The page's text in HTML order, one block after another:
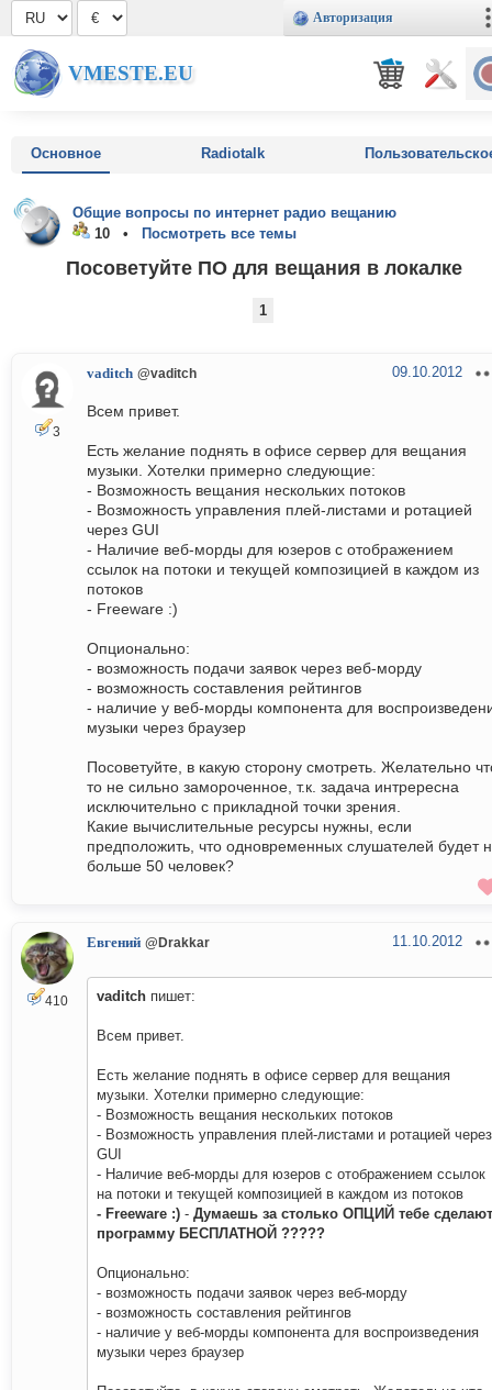
Авторизация
VMESTE.EU
Основное Radiotalk
Общие вопросы по интернет радио вещанию
10 •
Посмотреть все темы
Посоветуйте ПО для вещания в локалке
1
3
vaditch @vaditch 09.10.2012
Всем привет.
Есть желание поднять в офисе сервер для вещания
музыки. Хотелки примерно следующие:
- Возможность вещания нескольких потоков
- Возможность управления плей-листами и ротацией
через GUI
- Наличие веб-морды для юзеров с отображением
ссылок на потоки и текущей композицией в каждом из
потоков
- Freeware :)
Опционально:
- возможность подачи заявок через веб-морду
- возможность составления рейтингов
- наличие у веб-морды компонента для
музыки через браузер
Посоветуйте, в какую сторону смотреть. Желательно
то не сильно замороченное, т.к. задача интрересна
исключительно с прикладной точки зрения.
Какие вычислительные ресурсы нужны, если
предположить, что одновременных слушателей будет
больше 50 человек?
410
Евгений @Drakkar 11.10.2012
vaditch пишет:
Всем привет.
Есть желание поднять в офисе сервер для вещания
музыки. Хотелки примерно следующие:
- Возможность вещания нескольких потоков
- Возможность управления плей-листами и ротацией через
GUI
- Наличие веб-морды для юзеров с отображением ссылок
на потоки и текущей композицией в каждом из потоков
- Freeware :) - Думаешь за столько ОПЦИЙ тебе сделают
программу БЕСПЛАТНОЙ ?????
Опционально:
- возможность подачи заявок через веб-морду
- возможность составления рейтингов
- наличие у веб-морды компонента для воспроизведения
музыки через браузер